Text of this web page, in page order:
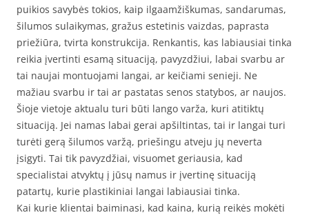
puikios savybės tokios, kaip ilgaamžiškumas, sandarumas,
šilumos sulaikymas, gražus estetinis vaizdas, paprasta
priežiūra, tvirta konstrukcija. Renkantis, kas labiausiai tinka
reikia įvertinti esamą situaciją, pavyzdžiui, labai svarbu ar
tai naujai montuojami langai, ar keičiami senieji. Ne
mažiau svarbu ir tai ar pastatas senos statybos, ar naujos.
Šioje vietoje aktualu turi būti lango varža, kuri atitiktų
situaciją. Jei namas labai gerai apšiltintas, tai ir langai turi
turėti gerą šilumos varžą, priešingu atveju jų neverta
įsigyti. Tai tik pavyzdžiai, visuomet geriausia, kad
specialistai atvyktų į jūsų namus ir įvertinę situaciją
patartų, kurie plastikiniai langai labiausiai tinka.
Kai kurie klientai baiminasi, kad kaina, kurią reikės mokėti